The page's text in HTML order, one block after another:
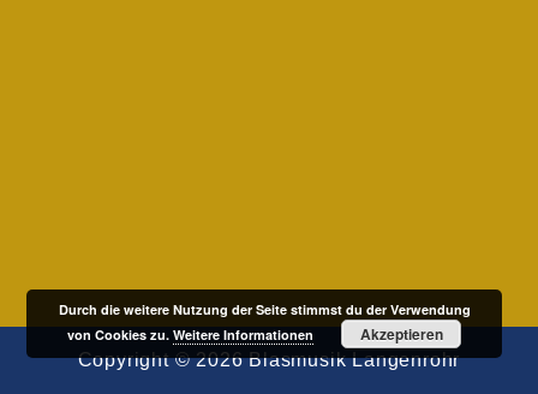
Copyright © 2026Blasmusik Langenrohr
Durch die weitere Nutzung der Seite stimmst du der Verwendung
von Cookies zu.Weitere Informationen Akzeptieren